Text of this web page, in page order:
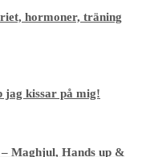
hormoner, träning
jag kissar på mig!
Maghjul, Hands up &